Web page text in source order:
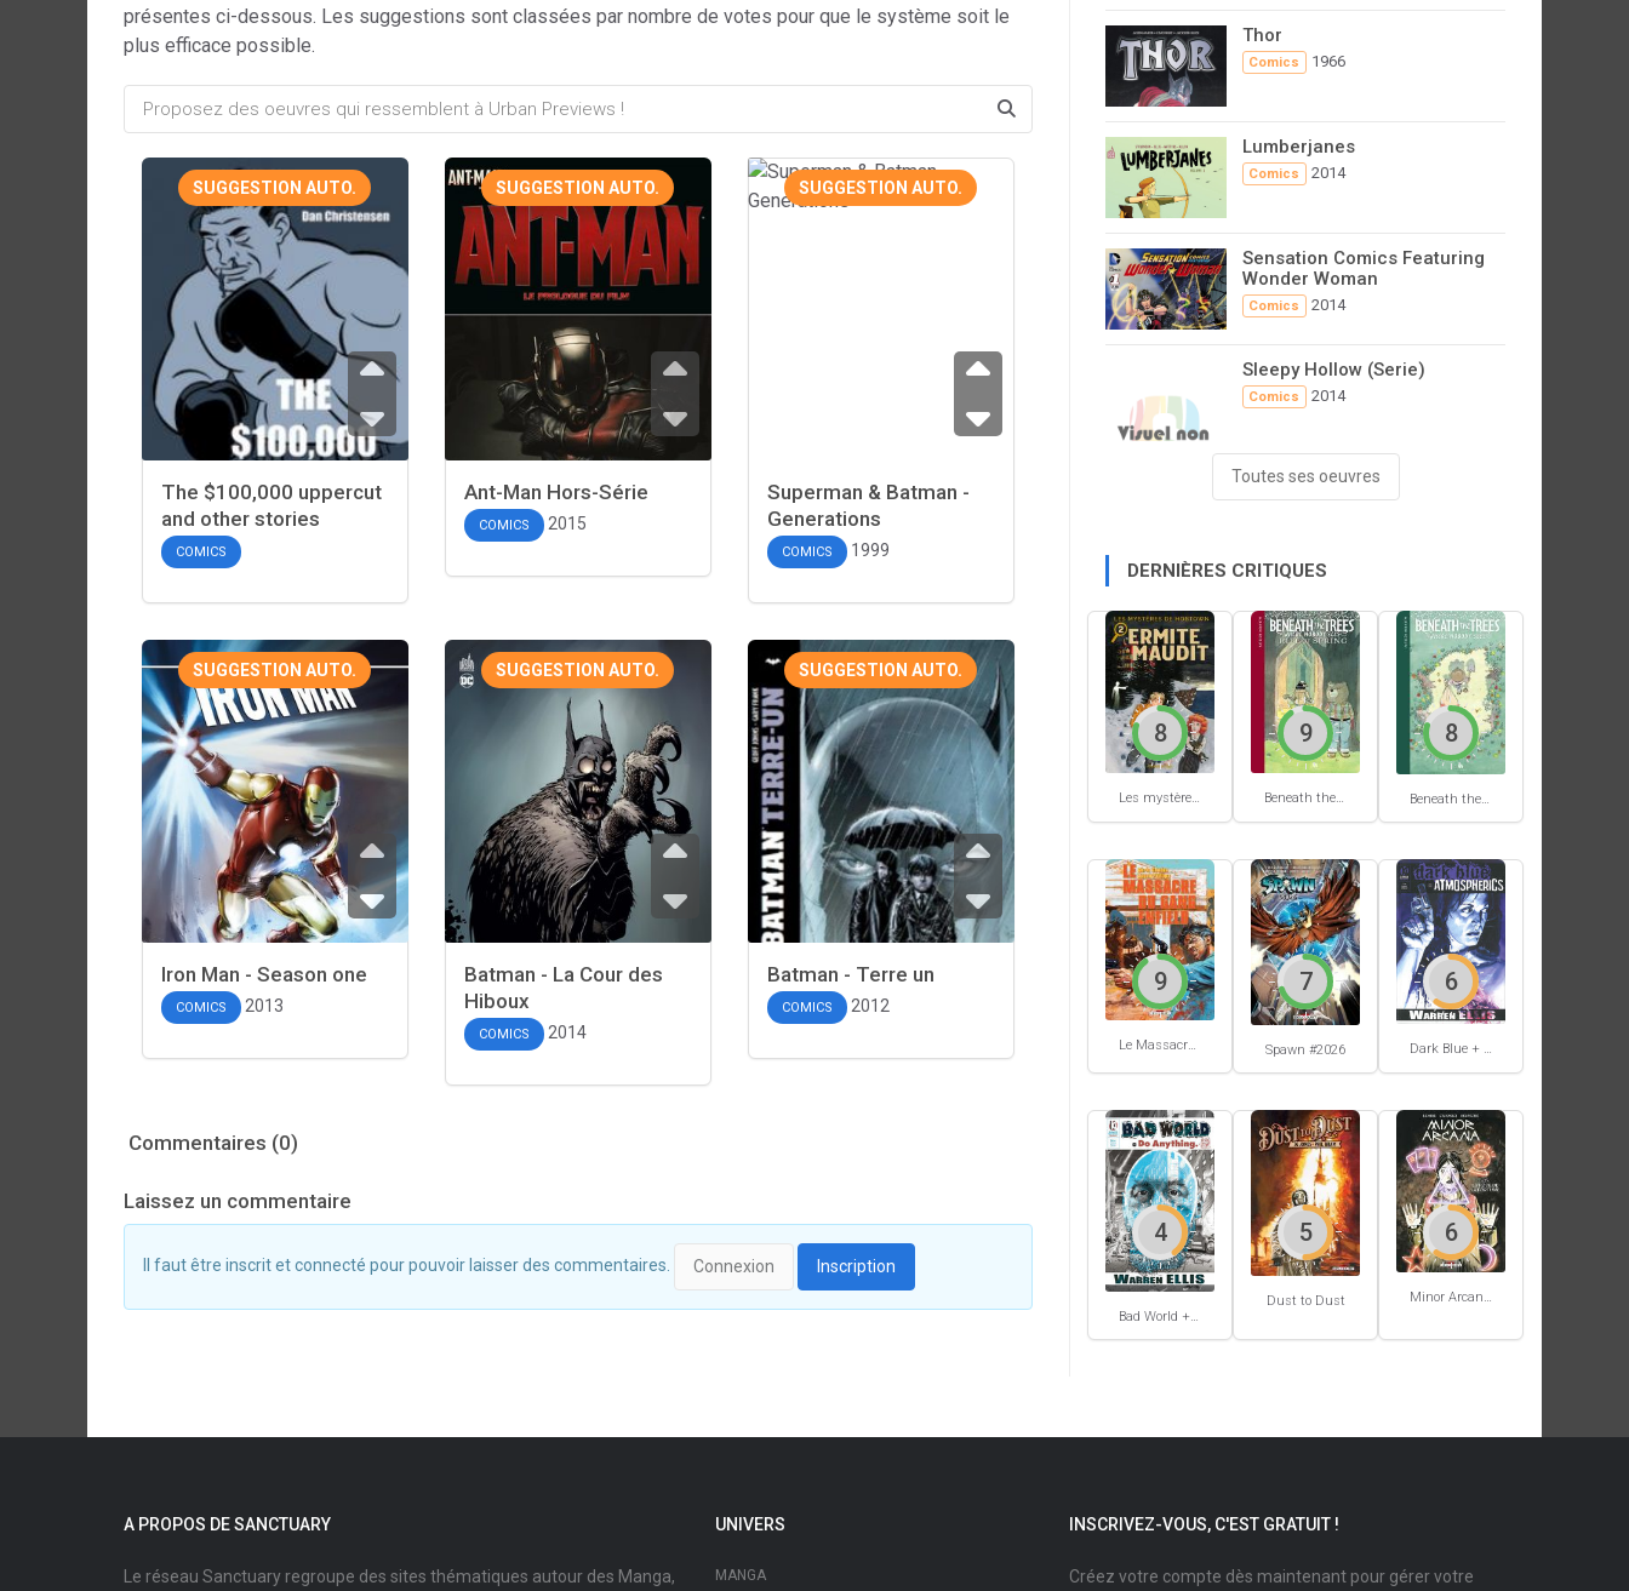
présentes ci-dessous. Les suggestions sont classées par nombre de votes pour que le système soit le
plus efficace possible.
SUGGESTION AUTO.
The $100,000 uppercut
and other stories
COMICS
SUGGESTION AUTO.
Ant-Man Hors-Série
COMICS 2015
SUGGESTION AUTO.
Superman & Batman -
Generations
COMICS 1999
SUGGESTION AUTO.
Iron Man - Season one
COMICS 2013
SUGGESTION AUTO.
Batman - La Cour des
Hiboux
COMICS 2014
SUGGESTION AUTO.
Batman - Terre un
COMICS 2012
Commentaires (0)
Laissez un commentaire
Il faut être inscrit et connecté pour pouvoir laisser des commentaires. Connexion Inscription
Thor
Comics 1966
Lumberjanes
Comics 2014
Sensation Comics Featuring
Wonder Woman
Comics 2014
Sleepy Hollow (Serie)
Comics 2014
Toutes ses oeuvres
DERNIÈRES CRITIQUES
Les mystères de Hobtown #2
8
Beneath the trees where nobody sees #2
9 8
Le Massacre du gang Enfield
9
Spawn #2026
7
Dark Blue + Atmospherics
6
Bad World + Do Anything
4
Dust to Dust
5
Minor Arcana #2
6
A PROPOS DE SANCTUARY
Le réseau Sanctuary regroupe des sites thématiques autour des Manga,
UNIVERS
MANGA
INSCRIVEZ-VOUS, C'EST GRATUIT !
Créez votre compte dès maintenant pour gérer votre